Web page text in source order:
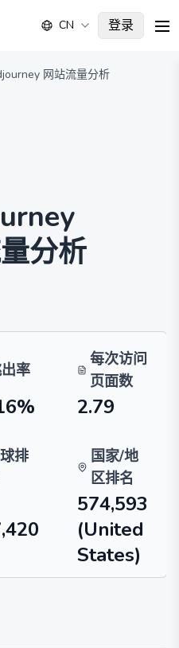
CN 登录
网站流量分析
分析
率
每次访问
页面数
2.79
排
国家/地
区排名
574,593
(United
States)